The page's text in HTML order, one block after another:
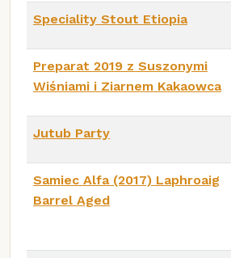
Speciality Stout Etiopia
Preparat 2019 z Suszonymi
Wiśniami i Ziarnem Kakaowca
Jutub Party
Samiec Alfa (2017) Laphroaig
Barrel Aged